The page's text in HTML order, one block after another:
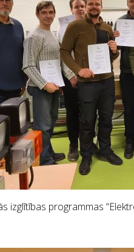
izglītības programmas